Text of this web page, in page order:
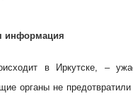
информация
в Иркутске, –
органы не